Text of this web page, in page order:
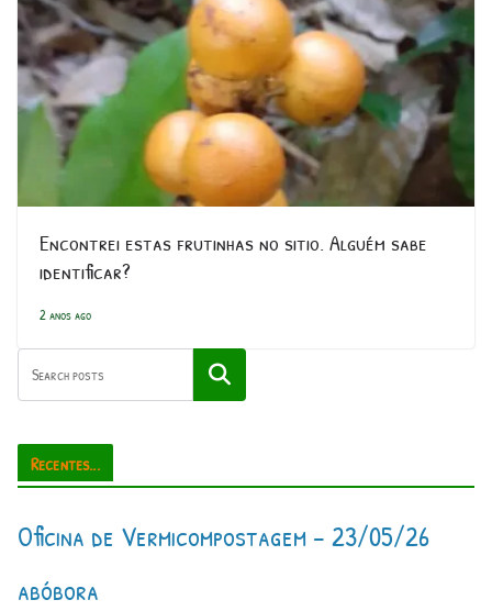
Encontrei estas frutinhas no sitio. Alguém sabe
identificar?
2 anos ago
Pesquisar
Recentes...
Oficina de Vermicompostagem – 23/05/26
abóbora